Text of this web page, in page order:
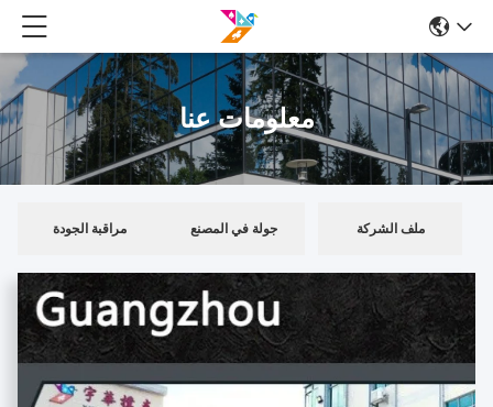
معلومات عنا
ملف الشركة جولة في المصنع مراقبة الجودة